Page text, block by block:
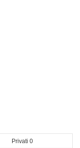
Privati 0